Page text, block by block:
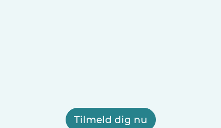
Tilmeld dig nu